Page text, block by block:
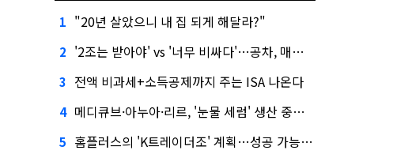
1 "20년 살았으니 내 집 되게 해달라?"
2 '2조는 받아야' vs '너무 비싸다'…공차, 매각 성공할까
3 전액 비과세+소득공제까지 주는 ISA 나온다
4 메디큐브·아누아·리르, '눈물 세럼' 생산 중단한다
5 홈플러스의 'K트레이더조' 계획…성공 가능성은 '글쎄'